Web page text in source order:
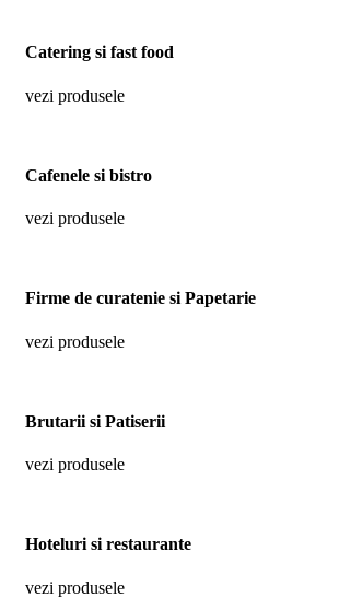
Catering si fast food
vezi produsele
Cafenele si bistro
vezi produsele
Firme de curatenie si Papetarie
vezi produsele
Brutarii si Patiserii
vezi produsele
Hoteluri si restaurante
vezi produsele